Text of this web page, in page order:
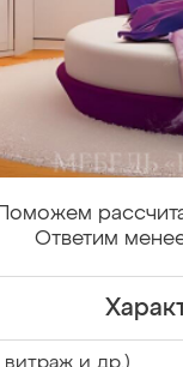
Ответим